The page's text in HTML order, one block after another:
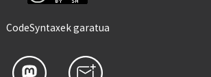
CodeSyntaxek garatua